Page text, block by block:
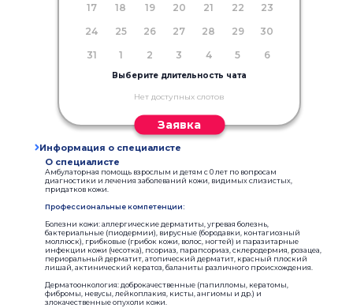
17
18 19 20 21 22
23
24
25 26 27 28 29
30
31
1 2 3 4 5 6
Выберите длительность чата
Нет доступных слотов
Заявка
Информация о специалисте
О специалисте
Амбулаторная помощь взрослым и детям с 0 лет по вопросам
диагностики и лечения заболеваний кожи, видимых слизистых,
придатков кожи.
Профессиональные компетенции:
Болезни кожи: аллергические дерматиты, угревая болезнь,
бактериальные (пиодермии), вирусные (бородавки, контагиозный
моллюск), грибковые (грибок кожи, волос, ногтей) и паразитарные
инфекции кожи (чесотка), псориаз, парапсориаз, склеродермия, розацеа,
периоральный дерматит, атопический дерматит, красный плоский
лишай, актинический кератоз, баланиты различного происхождения.
Дерматоонкология: доброкачественные (папилломы, кератомы,
фибромы, невусы, лейкоплакия, кисты, ангиомы и др.) и
злокачественные опухоли кожи.